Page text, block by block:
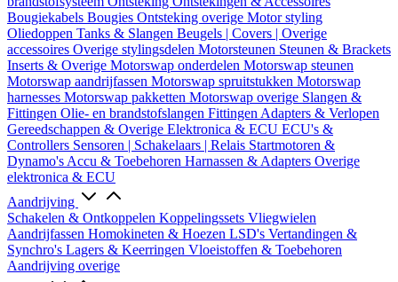
Bougiekabels Bougies Ontsteking overige Motor styling
Oliedoppen Tanks & Slangen Beugels | Covers | Overige
accessoires Overige stylingsdelen Motorsteunen Steunen & Brackets
Inserts & Overige Motorswap onderdelen Motorswap steunen
Motorswap aandrijfassen Motorswap spruitstukken Motorswap
harnesses Motorswap pakketten Motorswap overige Slangen &
Fittingen Olie- en brandstofslangen Fittingen Adapters & Verlopen
Gereedschappen & Overige Elektronica & ECU ECU's &
Controllers Sensoren | Schakelaars | Relais Startmotoren &
Dynamo's Accu & Toebehoren Harnassen & Adapters Overige
elektronica & ECU
Aandrijving
Schakelen & Ontkoppelen Koppelingssets Vliegwielen
Aandrijfassen Homokineten & Hoezen LSD's Vertandingen &
Synchro's Lagers & Keerringen Vloeistoffen & Toebehoren
Aandrijving overige